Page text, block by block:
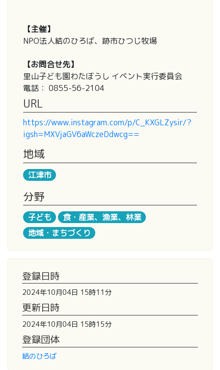
【主催】
NPO法人結のひろば、跡市ひつじ牧場
【お問合せ先】
里山子ども園わたぼうし イベント実行委員会
電話： 0855-56-2104
URL
https://www.instagram.com/p/C_KXGLZysir/?
igsh=MXVjaGV6aWczeDdwcg==
地域
江津市
分野
子ども
食・産業、漁業、林業
地域・まちづくり
登録日時
2024年10月04日 15時11分
更新日時
2024年10月04日 15時15分
登録団体
結のひろば